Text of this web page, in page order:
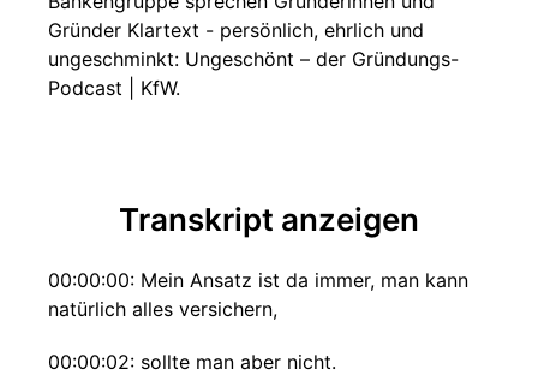
Gründer Klartext - persönlich, ehrlich und
ungeschminkt: ⁠⁠⁠⁠⁠⁠⁠⁠⁠Ungeschönt – der Gründungs-
Podcast | KfW⁠⁠⁠⁠⁠⁠⁠⁠⁠.
Transkript anzeigen
00:00:00: Mein Ansatz ist da immer, man kann
natürlich alles versichern,
00:00:02: sollte man aber nicht.